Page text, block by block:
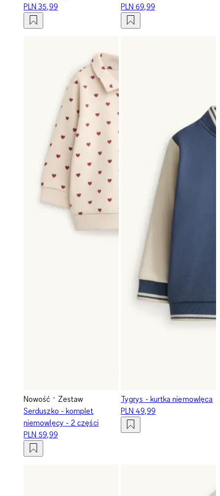
PLN 35,99
PLN 69,99
Nowość
Zestaw
Serduszko - komplet
niemowlęcy - 2 części
PLN 59,99
Tygrys - kurtka niemowlęca
PLN 49,99